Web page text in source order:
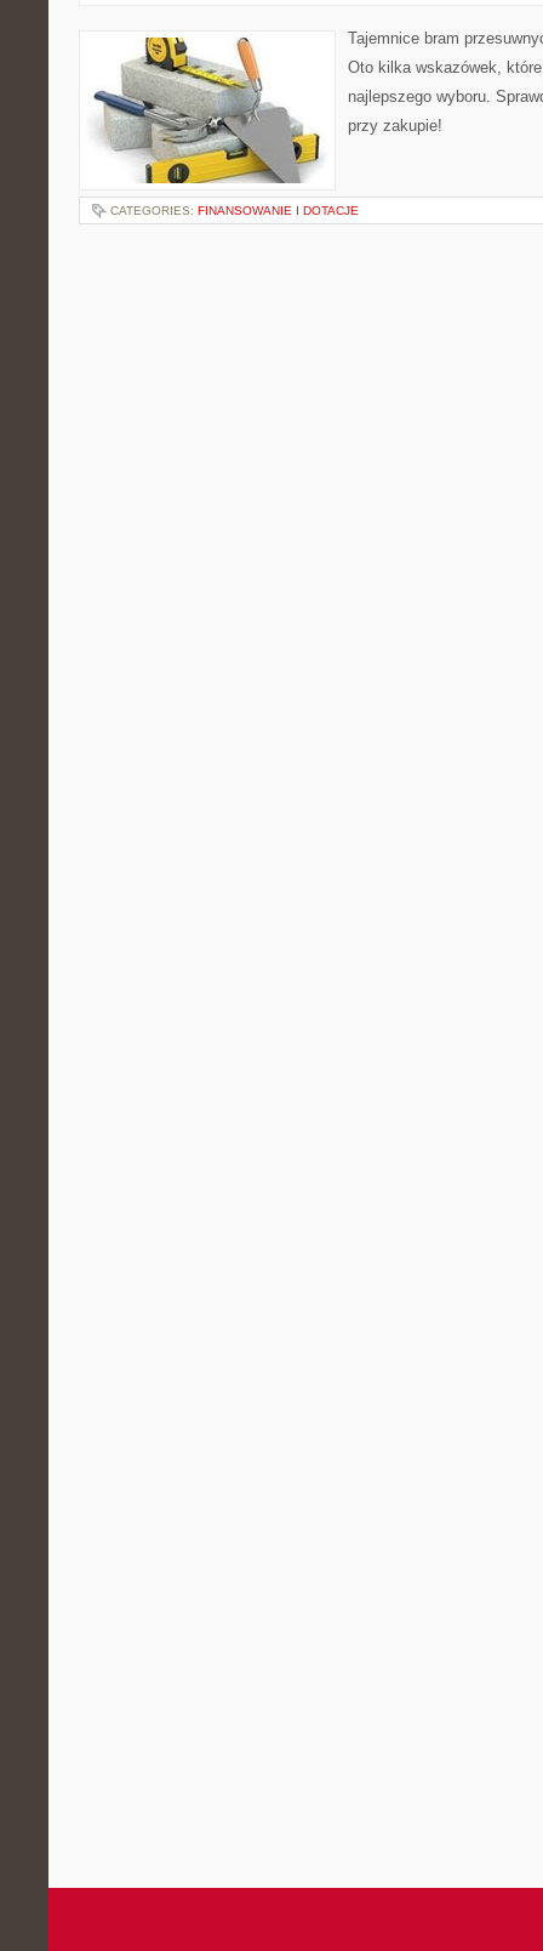
Tajemnice bram
Oto kilka wskazówek,
najlepszego wyboru.
przy zakupie!
CATEGORIES: FINANSOWANIE I DOTACJE